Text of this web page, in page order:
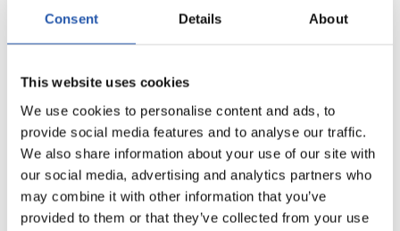
Consent Details About
This website uses cookies
We use cookies to personalise content and ads, to
provide social media features and to analyse our traffic.
We also share information about your use of our site with
our social media, advertising and analytics partners who
may combine it with other information that you’ve
provided to them or that they’ve collected from your use
REAL MADRID
0
F.C. BARCELONA